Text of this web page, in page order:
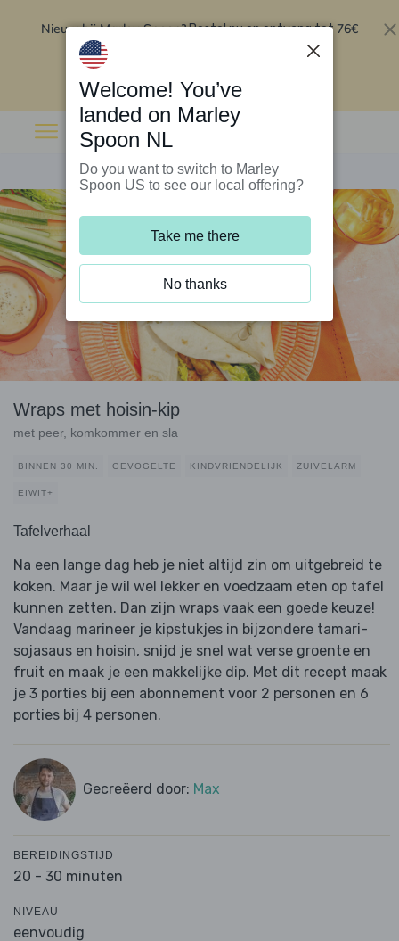
Nieuw bij Marley Spoon?Bestel nu en ontvang tot 76€
Wraps met hoisin-kip
met peer, komkommer en sla
BINNEN 30 MIN. GEVOGELTE KINDVRIENDELIJK ZUIVELARM
EIWIT+
Tafelverhaal
Na een lange dag heb je niet altijd zin om uitgebreid te
koken. Maar je wil wel lekker en voedzaam eten op tafel
kunnen zetten. Dan zijn wraps vaak een goede keuze!
Vandaag marineer je kipstukjes in bijzondere tamari-
sojasaus en hoisin, snijd je snel wat verse groente en
fruit en maak je een makkelijke dip. Met dit recept maak
je 3 porties bij een abonnement voor 2 personen en 6
porties bij 4 personen.
Gecreëerd door: Max
BEREIDINGSTIJD
20 - 30 minuten
NIVEAU
eenvoudig
Welcome! You’ve
landed on Marley
Spoon NL
Do you want to switch to Marley
Spoon US to see our local offering?
Take me there
No thanks